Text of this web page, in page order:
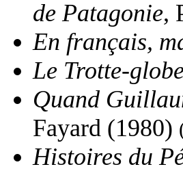
de Patagonie,
En français,
Le Trotte-
Quand
Fayard (1980)
Histoires du